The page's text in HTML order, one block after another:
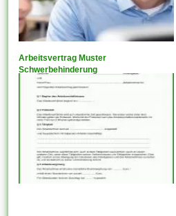
Arbeitsvertrag Muster
Schwerbehinderung